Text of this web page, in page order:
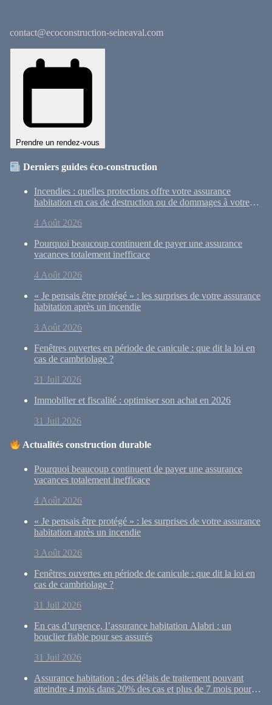
contact@ecoconstruction-seineaval.com
Prendre un rendez-vous
Derniers guides éco-construction
Incendies : quelles protections offre votre assurance
habitation en cas de destruction ou de dommages à votre
4 Août 2026
Pourquoi beaucoup continuent de payer une assurance
vacances totalement inefficace
4 Août 2026
« Je pensais être protégé » : les surprises de votre assurance
habitation après un incendie
3 Août 2026
Fenêtres ouvertes en période de canicule : que dit la loi en
cas de cambriolage ?
31 Juil 2026
Immobilier et fiscalité : optimiser son achat en 2026
31 Juil 2026
Actualités construction durable
Pourquoi beaucoup continuent de payer une assurance
vacances totalement inefficace
4 Août 2026
« Je pensais être protégé » : les surprises de votre assurance
habitation après un incendie
3 Août 2026
Fenêtres ouvertes en période de canicule : que dit la loi en
cas de cambriolage ?
31 Juil 2026
En cas d’urgence, l’assurance habitation Alabri : un
bouclier fiable pour ses assurés
31 Juil 2026
Assurance habitation : des délais de traitement pouvant
atteindre 4 mois dans 20% des cas et plus de 7 mois pour